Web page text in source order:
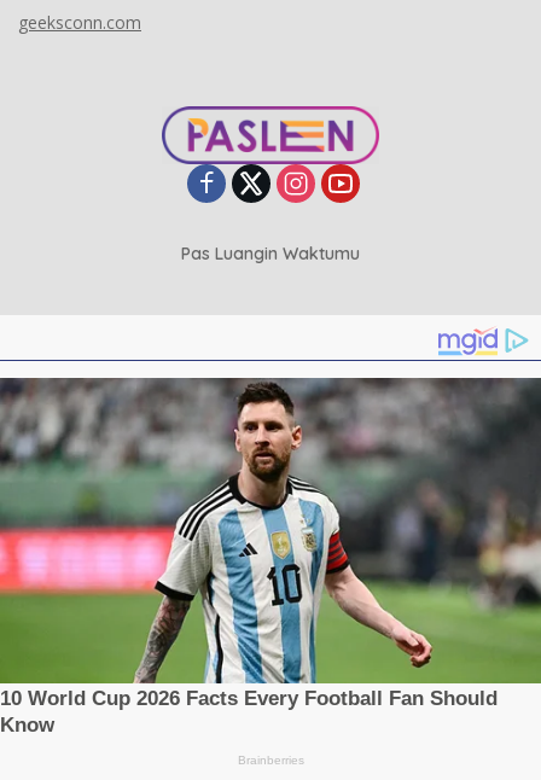
geeksconn.com
Pas Luangin Waktumu